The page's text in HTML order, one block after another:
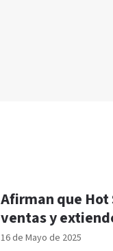
16 de Mayo de 2025
Afirman que Hot
ventas y